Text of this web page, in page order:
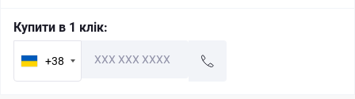
Купити в 1 клік:
+38